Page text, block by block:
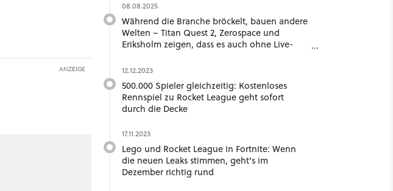
ANZEIGE
08.08.2025
Während die Branche bröckelt, bauen andere
Welten – Titan Quest 2, Zerospace und
Eriksholm zeigen, dass es auch ohne Live-
12.12.2023
500.000 Spieler gleichzeitig: Kostenloses
Rennspiel zu Rocket League geht sofort
durch die Decke
17.11.2023
Lego und Rocket League in Fortnite: Wenn
die neuen Leaks stimmen, geht's im
Dezember richtig rund